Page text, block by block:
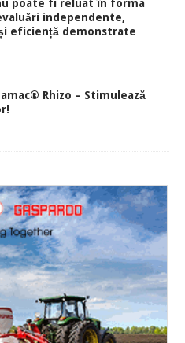
poate fi reluat în forma
independente,
eficiență demonstrate
Rhizo – Stimulează